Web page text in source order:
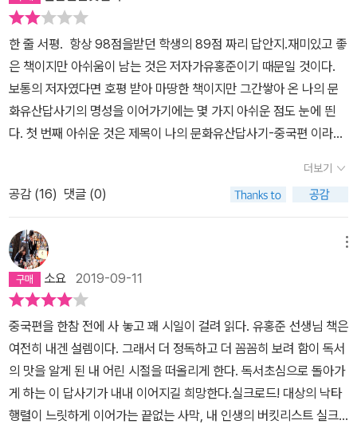
한 줄 서평. 항상 98점을받던 학생의 89점 짜리 답안지.재미있고 좋
은 책이지만 아쉬움이 남는 것은 저자가유홍준이기 때문일 것이다.
보통의 저자였다면 호평 받아 마땅한 책이지만 그간쌓아 온 나의 문
화유산답사기의 명성을 이어가기에는 몇 가지 아쉬운 점도 눈에 띈
다. 첫 번째 아쉬운 것은 제목이 나의 문화유산답사기-중국편 이라면
든다. 왜 이런 문화재가 우리나라에는 없는가 같은 질문에 대한 궁색
한 답이라든지, 지금은사라지거나 중국 내 소수 민족으로 살아가고
있는 사람들의 예를 들면서 이런 대단한 중국 옆에 있으면서 나라를
유지하는 것만 해도 자랑스럽다 류의글은 없는 것이 더 좋지 않았을
까. 글을 시작하며 한 번 정도 우리 문화의 자긍심을세우는 말을 하는
것 정도로 그치는 것이 더 좋지 않았을까 싶다. 지나친 변명과 자문화
옹호는 오히려 열등감을 감추지못 하는 저자의 심정이 드러나는 것
같아 안타까운 마음이 들었다. 두 번째는 책에 정치색을 빼면 좋지 않
았을까 하는아쉬움이 있다.. 아방궁을 설명하면서 노무현을 변호한다
든지, 서양 사람들이 돈황의 유물을 가져가고 유적을 훼손한 이야기
를 하면서 홍위병들에 의한 파괴는 기록이 없어서 모르겠다는둥, 주
은래가 말려서 파괴를 면했다는 둥 하는 이야기는 유물의 이해에는
더보기
공감 (16) 댓글 (0)
소요 2019-09-11
중국편을 한참 전에 사 놓고 꽤 시일이 걸려 읽다. 유홍준 선생님 책은
여전히 내겐 설렘이다. 그래서 더 정독하고 더 꼼꼼히 보려 함이 독서
의 맛을 알게 된 내 어린 시절을 떠올리게 한다. 독서초심으로 돌아가
게 하는 이 답사기가 내내 이어지길 희망한다.실크로드! 대상의 낙타
행렬이 느릿하게 이어가는 끝없는 사막, 내 인생의 버킷리스트 실크